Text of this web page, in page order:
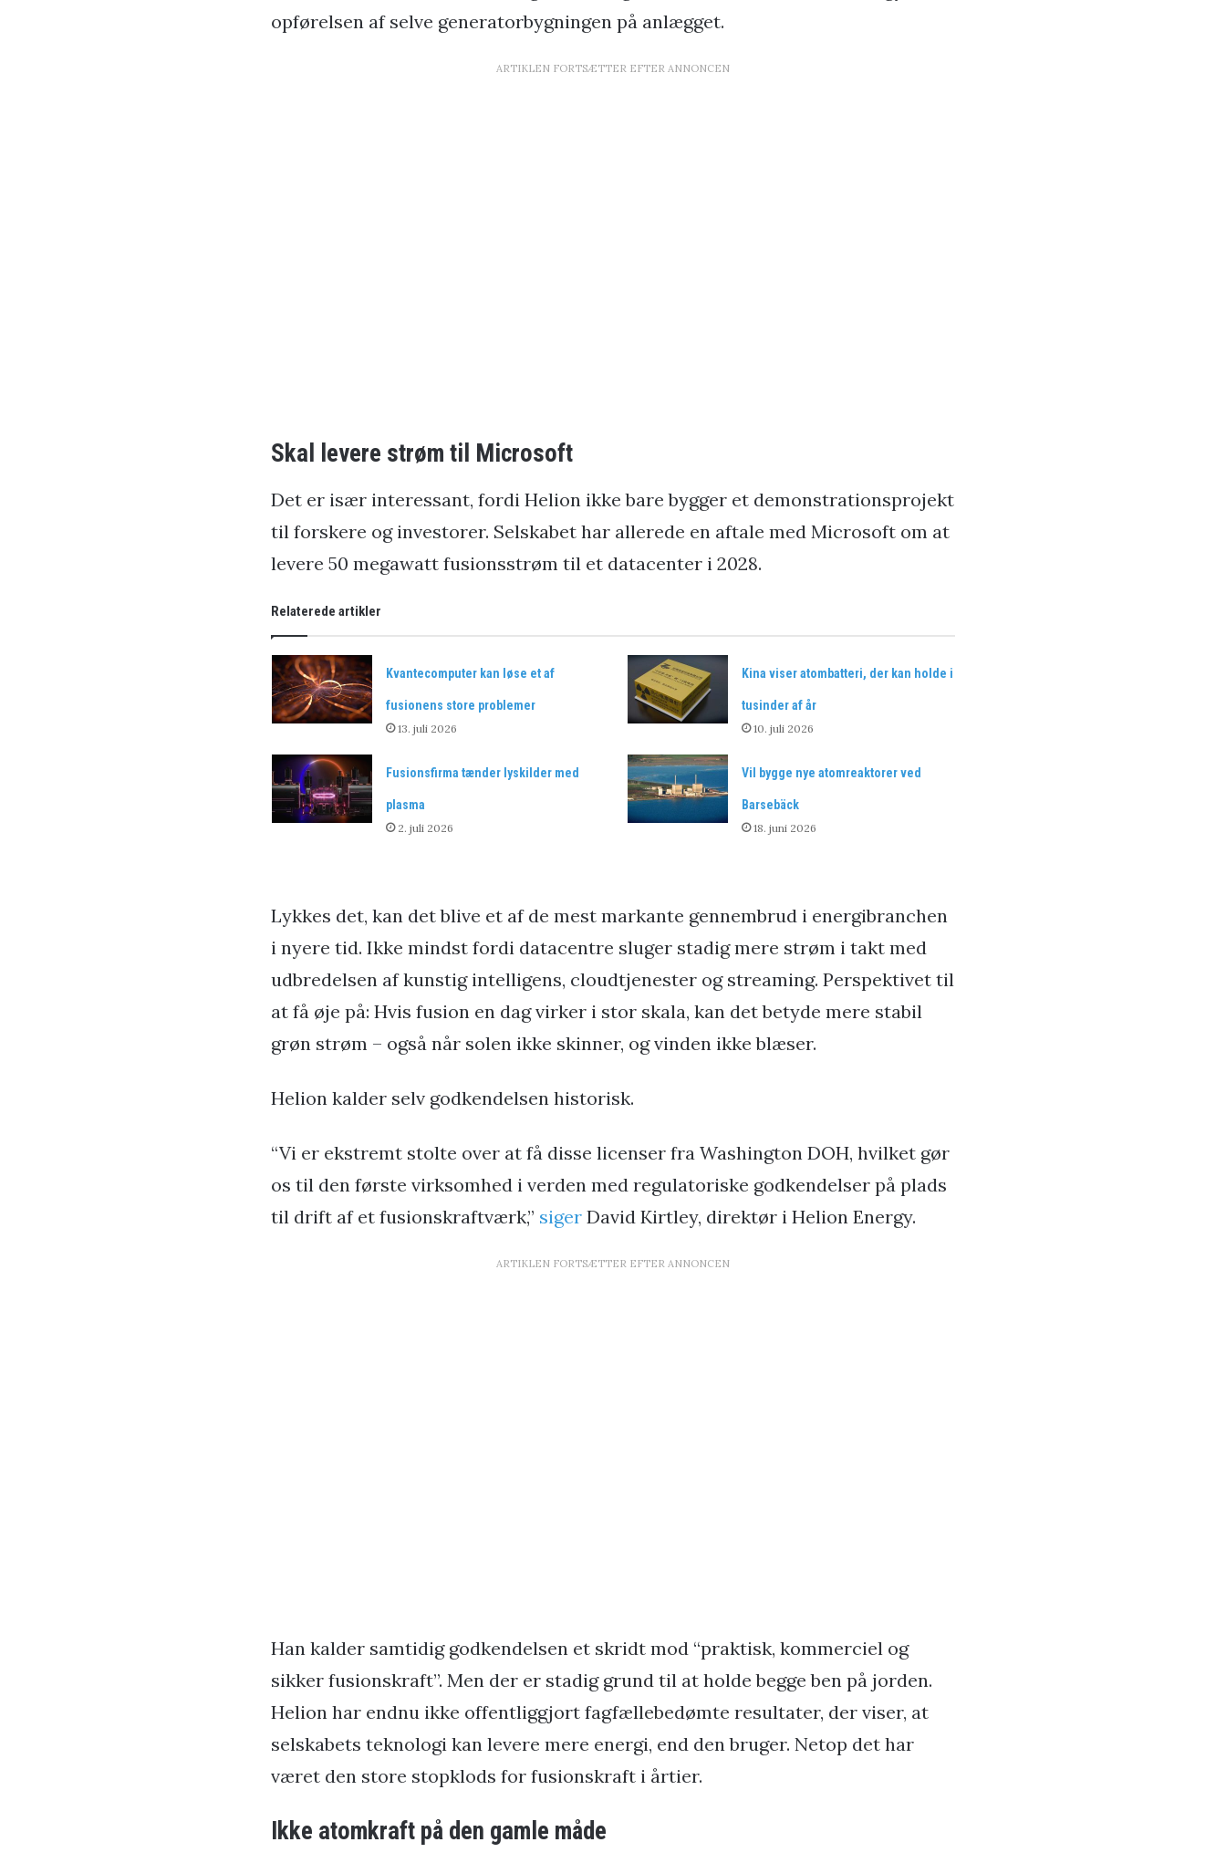
opførelsen af selve generatorbygningen på anlægget.
ARTIKLEN FORTSÆTTER EFTER ANNONCEN
Skal levere strøm til Microsoft
Det er især interessant, fordi Helion ikke bare bygger et demonstrationsprojekt
til forskere og investorer. Selskabet har allerede en aftale med Microsoft om at
levere 50 megawatt fusionsstrøm til et datacenter i 2028.
Relaterede artikler
Kvantecomputer kan løse et af
fusionens store problemer
13. juli 2026
Kina viser atombatteri, der kan holde i
tusinder af år
10. juli 2026
Fusionsfirma tænder lyskilder med
plasma
2. juli 2026
Vil bygge nye atomreaktorer ved
Barsebäck
18. juni 2026
Lykkes det, kan det blive et af de mest markante gennembrud i energibranchen
i nyere tid. Ikke mindst fordi datacentre sluger stadig mere strøm i takt med
udbredelsen af kunstig intelligens, cloudtjenester og streaming. Perspektivet til
at få øje på: Hvis fusion en dag virker i stor skala, kan det betyde mere stabil
grøn strøm – også når solen ikke skinner, og vinden ikke blæser.
Helion kalder selv godkendelsen historisk.
“Vi er ekstremt stolte over at få disse licenser fra Washington DOH, hvilket gør
os til den første virksomhed i verden med regulatoriske godkendelser på plads
til drift af et fusionskraftværk,” siger David Kirtley, direktør i Helion Energy.
ARTIKLEN FORTSÆTTER EFTER ANNONCEN
Han kalder samtidig godkendelsen et skridt mod “praktisk, kommerciel og
sikker fusionskraft”. Men der er stadig grund til at holde begge ben på jorden.
Helion har endnu ikke offentliggjort fagfællebedømte resultater, der viser, at
selskabets teknologi kan levere mere energi, end den bruger. Netop det har
været den store stopklods for fusionskraft i årtier.
Ikke atomkraft på den gamle måde